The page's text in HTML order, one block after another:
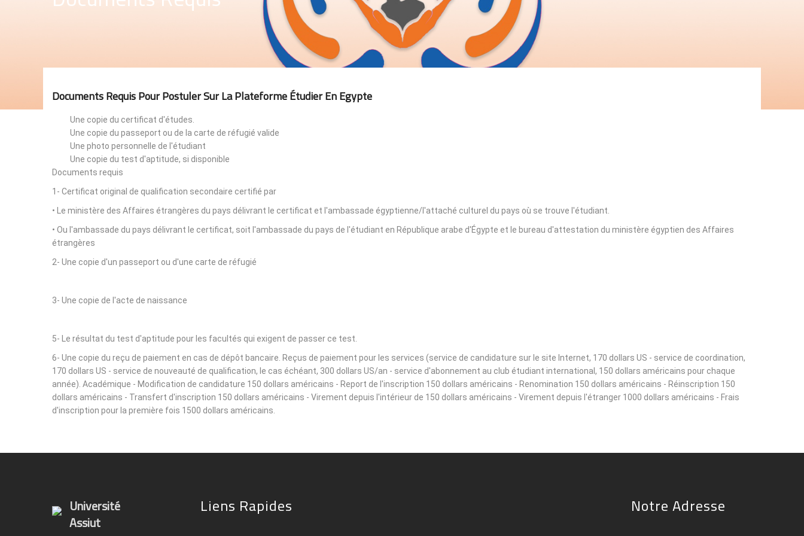
Documents Requis Pour Postuler Sur La Plateforme Étudier En Egypte
Une copie du certificat d'études.
Une copie du passeport ou de la carte de réfugié valide
Une photo personnelle de l'étudiant
Une copie du test d'aptitude, si disponible
Documents requis
1- Certificat original de qualification secondaire certifié par
• Le ministère des Affaires étrangères du pays délivrant le certificat et l'ambassade égyptienne/l'attaché culturel du pays où se trouve l'étudiant.
• Ou l'ambassade du pays délivrant le certificat, soit l'ambassade du pays de l'étudiant en République arabe d'Égypte et le bureau d'attestation du ministère égyptien des Affaires
étrangères
2- Une copie d'un passeport ou d'une carte de réfugié
3- Une copie de l'acte de naissance
5- Le résultat du test d'aptitude pour les facultés qui exigent de passer ce test.
6- Une copie du reçu de paiement en cas de dépôt bancaire. Reçus de paiement pour les services (service de candidature sur le site Internet, 170 dollars US - service de coordination,
170 dollars US - service de nouveauté de qualification, le cas échéant, 300 dollars US/an - service d'abonnement au club étudiant international, 150 dollars américains pour chaque
année). Académique - Modification de candidature 150 dollars américains - Report de l'inscription 150 dollars américains - Renomination 150 dollars américains - Réinscription 150
dollars américains - Transfert d'inscription 150 dollars américains - Virement depuis l'intérieur de 150 dollars américains - Virement depuis l'étranger 1000 dollars américains - Frais
d'inscription pour la première fois 1500 dollars américains.
Université
Assiut
Liens Rapides Notre Adresse